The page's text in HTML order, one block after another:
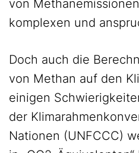
von
komplexen und
Doch auch die
von Methan auf den
einigen
der
Nationen (UNFCCC)